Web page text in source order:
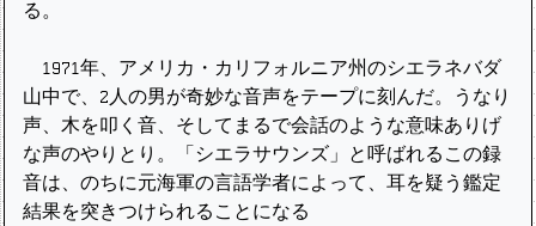
る。
1971年、アメリカ・カリフォルニア州のシエラネバダ
山中で、2人の男が奇妙な音声をテープに刻んだ。うなり
声、木を叩く音、そしてまるで会話のような意味ありげ
な声のやりとり。「シエラサウンズ」と呼ばれるこの録
音は、のちに元海軍の言語学者によって、耳を疑う鑑定
結果を突きつけられることになる